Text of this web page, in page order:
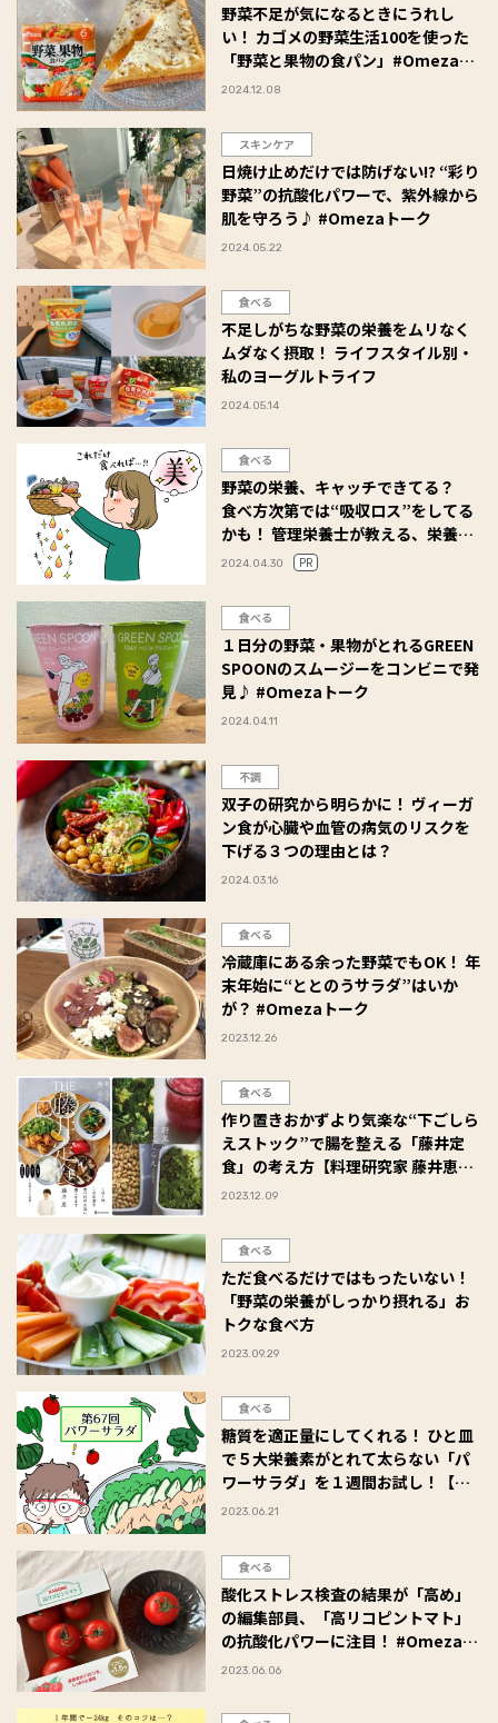
野菜不足が気になるときにうれし
い！ カゴメの野菜生活100を使った
「野菜と果物の食パン」#Omezaト
ーク
2024.12.08
スキンケア
日焼け止めだけでは防げない!? “彩り
野菜”の抗酸化パワーで、紫外線から
肌を守ろう♪ #Omezaトーク
2024.05.22
食べる
不足しがちな野菜の栄養をムリなく
ムダなく摂取！ ライフスタイル別・
私のヨーグルトライフ
2024.05.14
食べる
野菜の栄養、キャッチできてる？
食べ方次第では“吸収ロス”をしてる
かも！ 管理栄養士が教える、栄養の
吸収効率アップ術
2024.04.30 PR
食べる
１日分の野菜・果物がとれるGREEN
SPOONのスムージーをコンビニで発
見♪ #Omezaトーク
2024.04.11
不調
双子の研究から明らかに！ ヴィーガ
ン食が心臓や血管の病気のリスクを
下げる３つの理由とは？
2024.03.16
食べる
冷蔵庫にある余った野菜でもOK！ 年
末年始に“ととのうサラダ”はいか
が？ #Omezaトーク
2023.12.26
食べる
作り置きおかずより気楽な“下ごしら
えストック”で腸を整える「藤井定
食」の考え方【料理研究家 藤井恵さ
んの美と元気の秘訣・第2回】
2023.12.09
食べる
ただ食べるだけではもったいない！
「野菜の栄養がしっかり摂れる」お
トクな食べ方
2023.09.29
食べる
糖質を適正量にしてくれる！ ひと皿
で５大栄養素がとれて太らない「パ
ワーサラダ」を１週間お試し！【オ
トナのゆるビューティライフ】
2023.06.21
食べる
酸化ストレス検査の結果が「高め」
の編集部員、「高リコピントマト」
の抗酸化パワーに注目！ #Omezaト
ーク
2023.06.06